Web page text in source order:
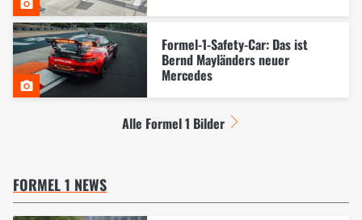
Formel-1-Safety-Car: Das ist
Bernd Mayländers neuer
Mercedes
Alle Formel 1 Bilder
FORMEL 1 NEWS